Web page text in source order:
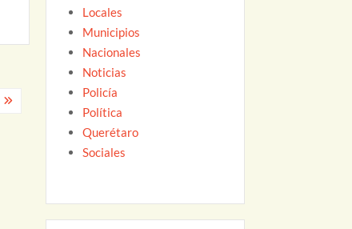
Locales
Municipios
Nacionales
Noticias
Policía
Política
Querétaro
Sociales